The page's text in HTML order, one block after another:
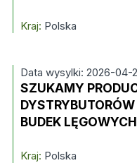
Kraj: Polska
Data wysylki: 2026-04-
SZUKAMY
BUDEK
Kraj: Polska